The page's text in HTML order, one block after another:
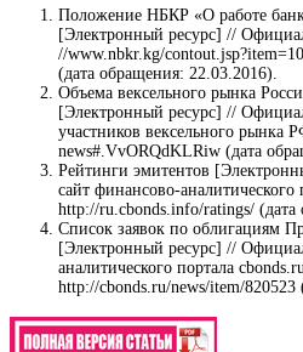
Положение НБКР «О работе
[Электронный ресурс] //
//www.nbkr.kg/
(дата обращения: 22.03.2016).
Объема вексельного рынка
[Электронный ресурс] //
участников вексельного рынка
news#.VvORQdKLRiw (дата
Рейтинги эмитентов
сайт финансово-
http://ru.cbonds.info/ratings/ (дата
Список заявок по облигациям
[Электронный ресурс] //
аналитического портала
http://cbonds.ru/news/item/820523